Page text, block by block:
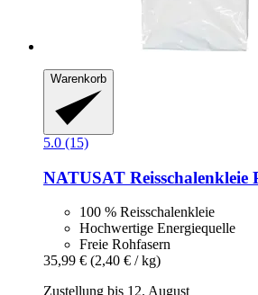
Warenkorb
5.0 (15)
NATUSAT Reisschalenkleie
100 % Reisschalenkleie
Hochwertige Energiequelle
Freie Rohfasern
35,99 € (2,40 € / kg)
Zustellung bis 12. August